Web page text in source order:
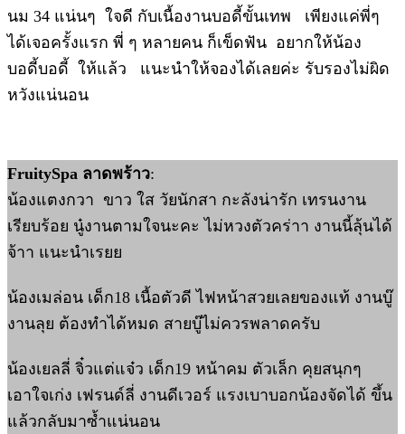
นม 34 แน่นๆ ใจดี กับเนื้องานบอดี้ขั้นเทพ เพียงแค่พี่ๆ
ได้เจอครั้งแรก พี่ ๆ หลายคน ก็เข็ดฟัน อยากให้น้อง
บอดี้บอดี้ ให้แล้ว แนะนำให้จองได้เลยค่ะ รับรองไม่ผิด
หวังแน่นอน
FruitySpa ลาดพร้าว:
น้องแตงกวา ขาว ใส วัยนักสา กะลังน่ารัก เทรนงาน
เรียบร้อย นู๋งานตามใจนะคะ ไม่หวงตัวคร่าา งานนี้ลุ้นได้
จ้าา แนะนำเรยย
น้องเมล่อน เด็ก18 เนื้อตัวดี ไฟหน้าสวยเลยของแท้ งานบู๊
งานลุย ต้องทำได้หมด สายบู๊ไม่ควรพลาดครับ
น้องเยลลี่ จิ๋วแต่แจ๋ว เด็ก19 หน้าคม ตัวเล็ก คุยสนุกๆ
เอาใจเก่ง เฟรนด์ลี่ งานดีเวอร์ แรงเบาบอกน้องจัดได้ ขึ้น
แล้วกลับมาซ้ำแน่นอน